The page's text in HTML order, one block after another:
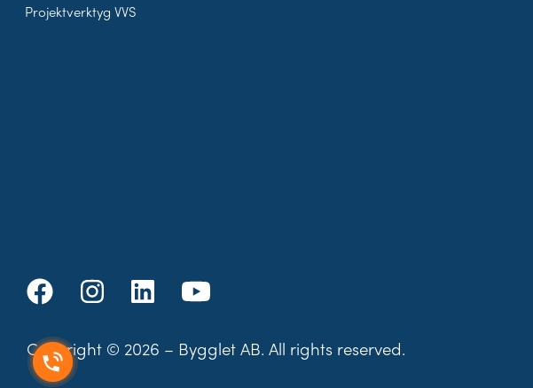
Projektverktyg VVS
Copyright © 2026 – Bygglet AB. All rights reserved.